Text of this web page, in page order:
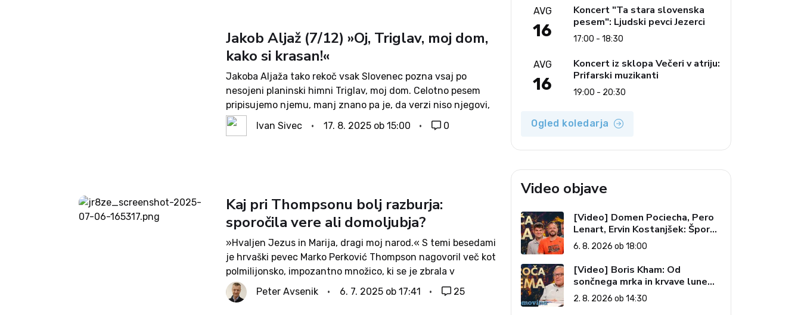
Jakob Aljaž (7/12) »Oj, Triglav, moj dom,
kako si krasan!«
Jakoba Aljaža tako rekoč vsak Slovenec pozna vsaj po
nesojeni planinski himni Triglav, moj dom. Celotno pesem
pripisujemo njemu, manj znano pa je, da verzi niso njegovi,
temveč jih je napisal – Štajerec. Nasploh je pri nas navada,
da pesem...
Ivan Sivec 17. 8. 2025 ob 15:00 0
Kaj pri Thompsonu bolj razburja:
sporočila vere ali domoljubja?
»Hvaljen Jezus in Marija, dragi moj narod.« S temi besedami
je hrvaški pevec Marko Perković Thompson nagovoril več kot
polmilijonsko, impozantno množico, ki se je zbrala v
Zagrebu. Vsak sedmi Hrvat je sinoči v živo spremljal
spektakel, nabit s sporočili...
Peter Avsenik 6. 7. 2025 ob 17:41 25
AVG
16
Koncert "Ta stara slovenska
pesem": Ljudski pevci Jezerci
17:00 - 18:30
AVG
16
Koncert iz sklopa Večeri v atriju:
Prifarski muzikanti
19:00 - 20:30
Ogled koledarja
Video objave
[Video] Domen Pociecha, Pero
Lenart, Ervin Kostanjšek: Šport
specialcev (Vroča tema, 6. 8.
2026)
6. 8. 2026 ob 18:00
[Video] Boris Kham: Od
sončnega mrka in krvave lune
do slovenskih pečatov v vesolju
(Vroča tema, 2. 8. 2026)
2. 8. 2026 ob 14:30